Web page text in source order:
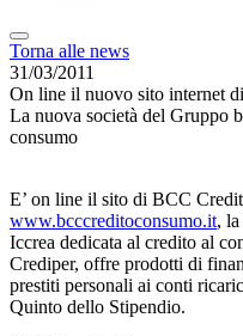
Torna alle news
31/03/2011
On line il nuovo sito internet
La nuova società del Gruppo
consumo
E’ on line il sito di BCC
www.bcccreditoconsumo.it,
Iccrea dedicata al credito al
Crediper, offre prodotti di
prestiti personali ai conti
Quinto dello Stipendio.